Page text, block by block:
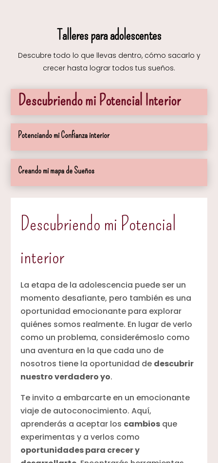
Talleres para adolescentes
Descubre todo lo que llevas dentro, cómo sacarlo y
crecer hasta lograr todos tus sueños.
Descubriendo mi Potencial Interior
Potenciando mi Confianza interior
Creando mi mapa de Sueños
Descubriendo mi Potencial
interior
La etapa de la adolescencia puede ser un
momento desafiante, pero también es una
oportunidad emocionante para explorar
quiénes somos realmente. En lugar de verlo
como un problema, considerémoslo como
una aventura en la que cada uno de
nosotros tiene la oportunidad de descubrir
nuestro verdadero yo.
Te invito a embarcarte en un emocionante
viaje de autoconocimiento. Aquí,
aprenderás a aceptar los cambios que
experimentas y a verlos como
oportunidades para crecer y